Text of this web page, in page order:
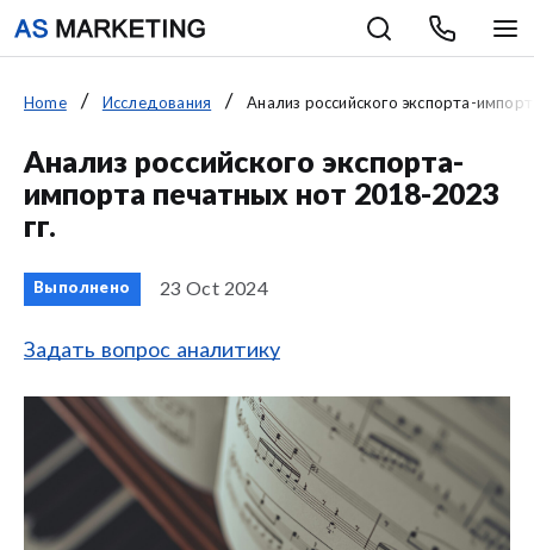
Home Исследования Анализ российского экспорта-
Анализ российского экспорта-
импорта печатных нот 2018-2023
гг.
Выполнено 23 Oct 2024
Задать вопрос аналитику